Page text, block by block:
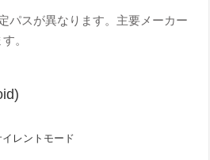
パスが異なります。主要メーカー
。
レントモード